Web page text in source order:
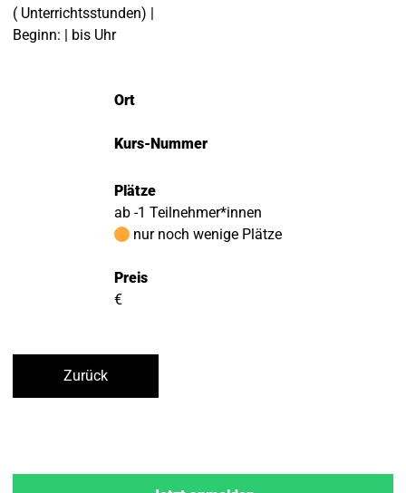
( Unterrichtsstunden) |
Beginn: | bis Uhr
Ort
Kurs-Nummer
Plätze
ab -1 Teilnehmer*innen
nur noch wenige Plätze
Preis
€
Zurück